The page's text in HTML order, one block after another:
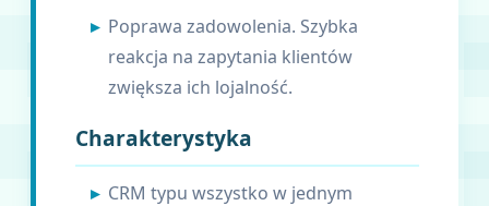
Poprawa zadowolenia. Szybka
reakcja na zapytania klientów
zwiększa ich lojalność.
Charakterystyka
CRM typu wszystko w jednym